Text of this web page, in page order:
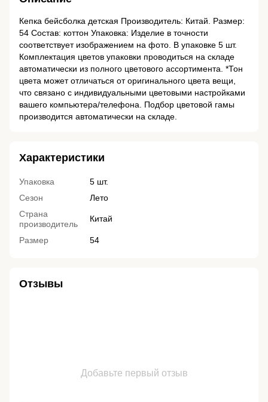
Кепка бейсболка детская Производитель: Китай. Размер:
54 Состав: коттон Упаковка: Изделие в точности
соответствует изображением на фото. В упаковке 5 шт.
Комплектация цветов упаковки проводиться на складе
автоматически из полного цветового ассортимента. *Тон
цвета может отличаться от оригинального цвета вещи,
что связано с индивидуальными цветовыми настройками
вашего компьютера/телефона. Подбор цветовой гамы
производится автоматически на складе.
Характеристики
Упаковка
5 шт.
Сезон
Лето
Страна
производитель
Китай
Размер 54
Отзывы
Добавьте первый отзыв